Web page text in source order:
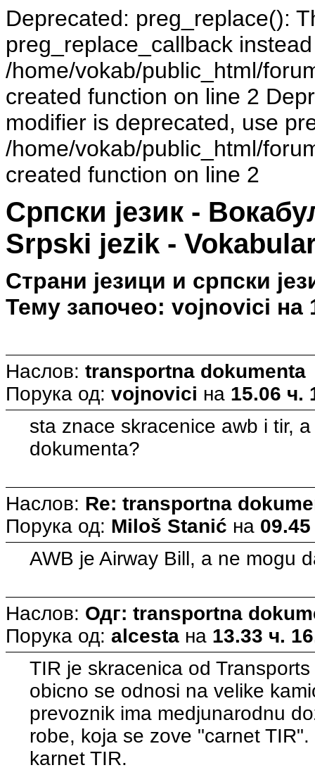
Deprecated: preg_replace():
preg_replace_callback
/home/vokab/public_html/
created function on line 2
modifier is deprecated, use
/home/vokab/public_html/
created function on line 2
Српски језик -
Srpski jezik -
Страни језици и српски
Тему започео: vojnovici на
Наслов: transportna dokumenta
Порука од: vojnovici на 15.06 ч.
sta znace skracenice awb i tir,
dokumenta?
Наслов: Re: transportna
Порука од: Miloš Stanić на
AWB je Airway Bill, a ne mogu
Наслов: Одг: transportna
Порука од: alcesta на 13.33 ч.
TIR je skracenica od
obicno se odnosi na velike
prevoznik ima medjunarodnu
robe, koja se zove "carnet
karnet TIR.